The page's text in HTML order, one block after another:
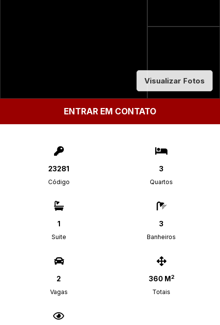
Visualizar Fotos
ENTRAR EM CONTATO
23281
Código
3
Quartos
1
Suite
3
Banheiros
2
Vagas
360 M2
Totais